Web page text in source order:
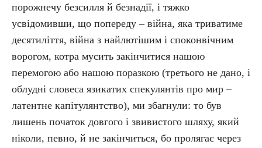
порожнечу безсилля й безнадії, і тяжко
усвідомивши, що попереду – війна, яка триватиме
десятиліття, війна з найлютішим і споконвічним
ворогом, котра мусить закінчитися нашою
перемогою або нашою поразкою (третього не дано, і
облудні словеса язикатих спекулянтів про мир –
латентне капітулянтство), ми збагнули: то був
лишень початок довгого і звивистого шляху, який
ніколи, певно, й не закінчиться, бо пролягає через